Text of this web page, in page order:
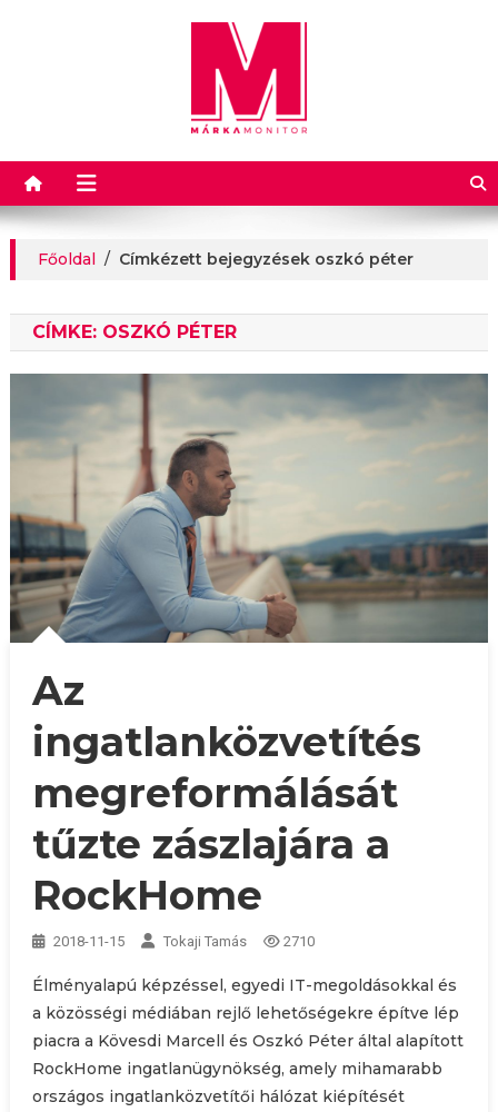
Márkamonitor
Főoldal / Címkézett bejegyzések oszkó péter
CÍMKE: OSZKÓ PÉTER
Az
ingatlanközvetítés
megreformálását
tűzte zászlajára a
RockHome
2018-11-15 Tokaji Tamás 2710
Élményalapú képzéssel, egyedi IT-megoldásokkal és
a közösségi médiában rejlő lehetőségekre építve lép
piacra a Kövesdi Marcell és Oszkó Péter által alapított
RockHome ingatlanügynökség, amely mihamarabb
országos ingatlanközvetítői hálózat kiépítését